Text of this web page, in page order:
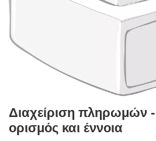
Διαχείριση πληρωμών -
ορισμός και έννοια